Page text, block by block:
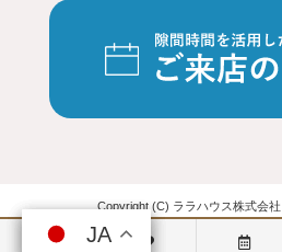
JA
JA
Copyright (C) ララハウス株式会
JA
JA